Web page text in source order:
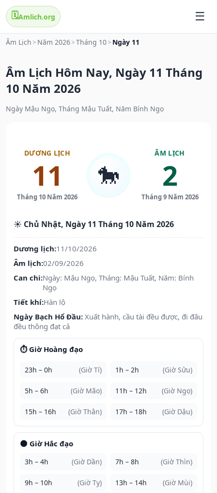
🗓️Amlich.org
Âm Lịch > Năm 2026>Tháng 10> Ngày 11
Âm Lịch Hôm Nay, Ngày 11 Tháng
10 Năm 2026
Ngày Mậu Ngọ, Tháng Mậu Tuất, Năm Bính Ngọ
DƯƠNG LỊCH
11
Tháng 10 Năm 2026
🐎
ÂM LỊCH
2
Tháng 9 Năm 2026
☀️ Chủ Nhật, Ngày 11 Tháng 10 Năm 2026
Dương lịch:11/10/2026
Âm lịch:02/09/2026
Can chi:Ngày: Mậu Ngọ, Tháng: Mậu Tuất, Năm: Bính
Ngọ
Tiết khí:Hàn lộ
Ngày Bạch Hổ Đầu: Xuất hành, cầu tài đều được, đi đâu
đều thông đạt cả
⏱️ Giờ Hoàng đạo
23h – 0h (Giờ Tí) 1h – 2h (Giờ Sửu)
5h – 6h (Giờ Mão) 11h – 12h (Giờ Ngọ)
15h – 16h (Giờ Thân) 17h – 18h (Giờ Dậu)
🌑 Giờ Hắc đạo
3h – 4h (Giờ Dần) 7h – 8h (Giờ Thìn)
9h – 10h (Giờ Tỵ) 13h – 14h (Giờ Mùi)